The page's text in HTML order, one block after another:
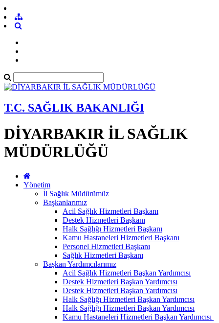
T.C. SAĞLIK BAKANLIĞI
DİYARBAKIR İL SAĞLIK
MÜDÜRLÜĞÜ
Yönetim
İl Sağlık Müdürümüz
Başkanlarımız
Acil Sağlık Hizmetleri Başkanı
Destek Hizmetleri Başkanı
Halk Sağlığı Hizmetleri Başkanı
Kamu Hastaneleri Hizmetleri Başkanı
Personel Hizmetleri Başkanı
Sağlık Hizmetleri Başkanı
Başkan Yardımcılarımız
Acil Sağlık Hizmetleri Başkan Yardımcısı
Destek Hizmetleri Başkan Yardımcısı
Destek Hizmetleri Başkan Yardımcısı
Halk Sağlığı Hizmetleri Başkan Yardımcısı
Halk Sağlığı Hizmetleri Başkan Yardımcısı
Kamu Hastaneleri Hizmetleri Başkan Yardımcısı ​